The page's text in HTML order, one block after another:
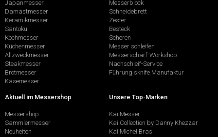
Japanmesser
Damastmesser
Keramikmesser
Santoku
Kochmesser
Küchenmesser
Allzweckmesser
Steakmesser
Brotmesser
Käsemesser
Messerblock
Schneidebrett
Zester
Besteck
Scheren
Messer schleifen
Messerschärf-Workshop
Nachschleif-Service
Führung sknife Manufaktur
Aktuell im Messershop
Messershop
Sammlermesser
Neuheiten
Unsere Top-Marken
Kai Messer
Kai Collection by Danny Khezzar
Kai Michel Bras